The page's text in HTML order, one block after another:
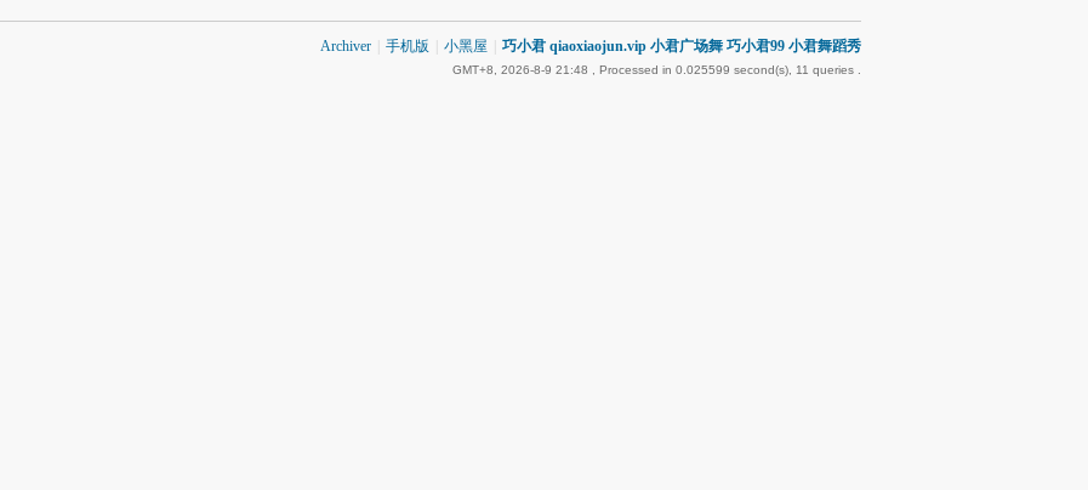
Archiver 手机版 小黑屋 巧小君 qiaoxiaojun.vip 小君广场舞 巧小君99 小君舞蹈秀
GMT+8, 2026-8-9 21:48 , Processed in 0.025599 second(s), 11 queries .